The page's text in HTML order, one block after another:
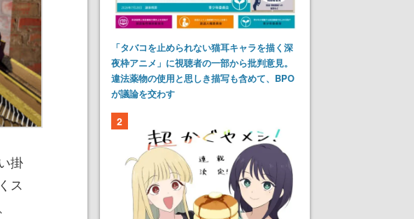
掛
ス
「タバコを止められない猫耳キャラを描く深
夜枠アニメ」に視聴者の一部から批判意見。
違法薬物の使用と思しき描写も含めて、BPO
が議論を交わす
2